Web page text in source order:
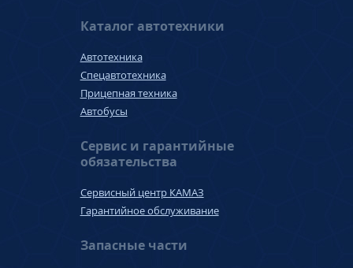
Каталог автотехники
Автотехника
Спецавтотехника
Прицепная техника
Автобусы
Сервис и гарантийные
обязательства
Сервисный центр КАМАЗ
Гарантийное обслуживание
Запасные части